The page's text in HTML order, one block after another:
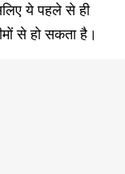
ये पहले से ही
से हो सकता है।